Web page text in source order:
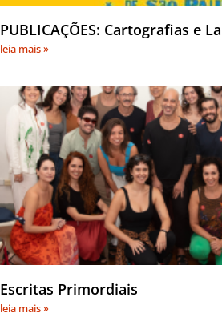
PUBLICAÇÕES: Cartografias e
leia mais »
Escritas Primordiais
leia mais »